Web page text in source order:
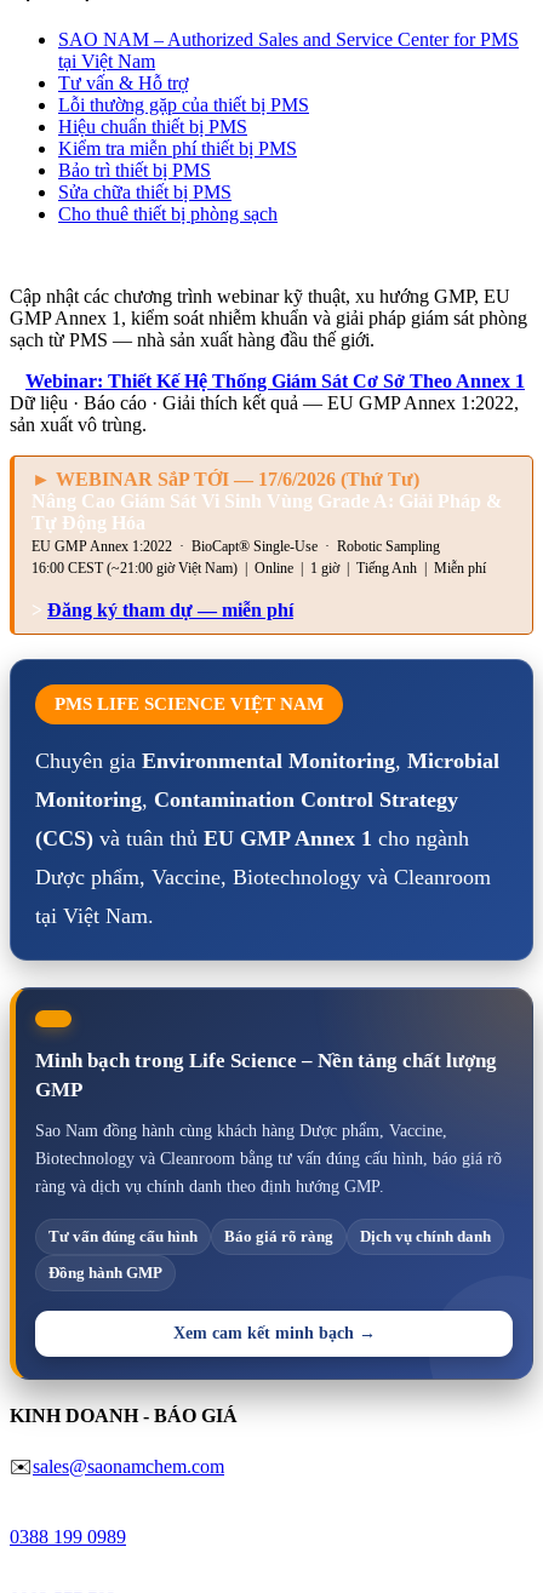
SAO NAM – Authorized Sales and Service Center for PMS
tại Việt Nam
Tư vấn & Hỗ trợ
Lỗi thường gặp của thiết bị PMS
Hiệu chuẩn thiết bị PMS
Kiểm tra miễn phí thiết bị PMS
Bảo trì thiết bị PMS
Sửa chữa thiết bị PMS
Cho thuê thiết bị phòng sạch
Cập nhật các chương trình webinar kỹ thuật, xu hướng GMP, EU
GMP Annex 1, kiểm soát nhiễm khuẩn và giải pháp giám sát phòng
sạch từ PMS — nhà sản xuất hàng đầu thế giới.
Webinar: Thiết Kế Hệ Thống Giám Sát Cơ Sở Theo Annex 1
Dữ liệu · Báo cáo · Giải thích kết quả — EU GMP Annex 1:2022,
sản xuất vô trùng.
► WEBINAR SắP TỚI — 17/6/2026 (Thứ Tư)
Nâng Cao Giám Sát Vi Sinh Vùng Grade A: Giải Pháp &
Tự Động Hóa
EU GMP Annex 1:2022 · BioCapt® Single-Use · Robotic Sampling
16:00 CEST (~21:00 giờ Việt Nam) | Online | 1 giờ | Tiếng Anh | Miễn phí
> Đăng ký tham dự — miễn phí
PMS LIFE SCIENCE VIỆT NAM
Chuyên gia Environmental Monitoring, Microbial
Monitoring, Contamination Control Strategy
(CCS) và tuân thủ EU GMP Annex 1 cho ngành
Dược phẩm, Vaccine, Biotechnology và Cleanroom
tại Việt Nam.
Minh bạch trong Life Science – Nền tảng chất lượng
GMP
Sao Nam đồng hành cùng khách hàng Dược phẩm, Vaccine,
Biotechnology và Cleanroom bằng tư vấn đúng cấu hình, báo giá rõ
ràng và dịch vụ chính danh theo định hướng GMP.
Tư vấn đúng cấu hình Báo giá rõ ràng Dịch vụ chính danh
Đồng hành GMP
Xem cam kết minh bạch →
KINH DOANH - BÁO GIÁ
✉️sales@saonamchem.com
0388 199 0989